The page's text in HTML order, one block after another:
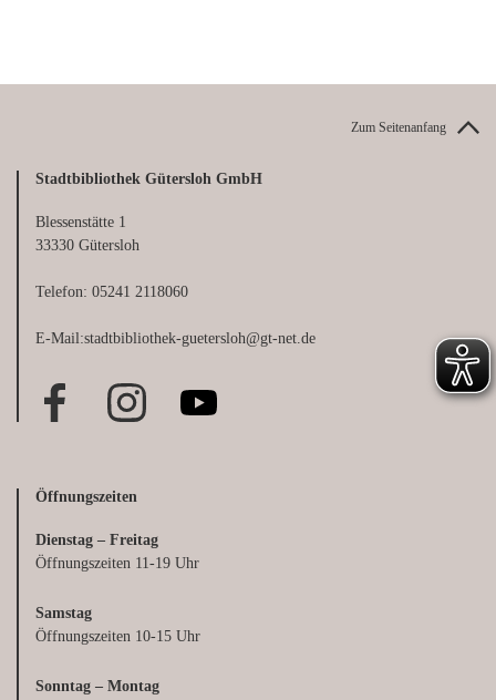
Zum Seitenanfang
Stadtbibliothek Gütersloh GmbH
Blessenstätte 1
33330 Gütersloh
Telefon: 05241 2118060
E-Mail:stadtbibliothek-guetersloh@gt-net.de
Öffnungszeiten
Dienstag – Freitag
Öffnungszeiten 11-19 Uhr
Samstag
Öffnungszeiten 10-15 Uhr
Sonntag – Montag